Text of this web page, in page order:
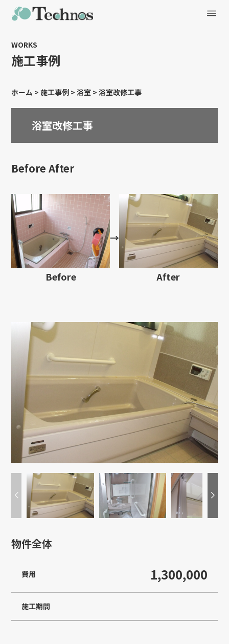
WORKS
施工事例
ホーム >施工事例 >浴室 >浴室改修工事
浴室改修工事
Before After
Before
→
After
物件全体
費用 1,300,000
施工期間